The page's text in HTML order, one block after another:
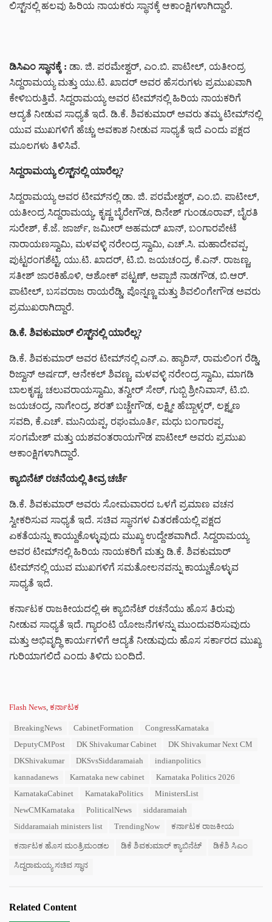
ಲಿಸ್ಟ್‌ನಲ್ಲಿ ಹಲವು ಹಿರಿಯ ನಾಯಕರು ಸ್ಥಾನಕ್ಕೆ ಆಕಾಂಕ್ಷಿಗಳಾಗಿದ್ದಾರೆ.
ಡಿಸಿಎಂ ಸ್ಥಾನಕ್ಕೆ : ಡಾ. ಜಿ. ಪರಮೇಶ್ವರ್, ಎಂ.ಬಿ. ಪಾಟೀಲ್, ಯತೀಂದ್ರ
ಸಿದ್ದರಾಮಯ್ಯ ಮತ್ತು ಯು.ಟಿ. ಖಾದರ್ ಅವರ ಹೆಸರುಗಳು ಪ್ರಮುಖವಾಗಿ
ಕೇಳಿಬರುತ್ತಿವೆ. ಸಿದ್ದರಾಮಯ್ಯ ಅವರ ಟೀಮ್‌ನಲ್ಲಿ ಹಿರಿಯ ನಾಯಕರಿಗೆ
ಆದ್ಯತೆ ನೀಡುವ ಸಾಧ್ಯತೆ ಇದೆ. ಡಿ.ಕೆ. ಶಿವಕುಮಾರ್ ಅವರು ತಮ್ಮ ಟೀಮ್‌ನಲ್ಲಿ
ಯುವ ಮುಖಗಳಿಗೆ ಹೆಚ್ಚು ಅವಕಾಶ ನೀಡುವ ಸಾಧ್ಯತೆ ಇದೆ ಎಂದು ಪಕ್ಷದ
ಮೂಲಗಳು ತಿಳಿಸಿವೆ.
ಸಿದ್ದರಾಮಯ್ಯ ಲಿಸ್ಟ್‌ನಲ್ಲಿ ಯಾರೆಲ್ಲ?
ಸಿದ್ದರಾಮಯ್ಯ ಅವರ ಟೀಮ್‌ನಲ್ಲಿ ಡಾ. ಜಿ. ಪರಮೇಶ್ವರ್, ಎಂ.ಬಿ. ಪಾಟೀಲ್,
ಯತೀಂದ್ರ ಸಿದ್ದರಾಮಯ್ಯ, ಕೃಷ್ಣ ಬೈರೇಗೌಡ, ದಿನೇಶ್ ಗುಂಡೂರಾವ್, ಬೈರತಿ
ಸುರೇಶ್, ಕೆ.ಜೆ. ಜಾರ್ಜ್, ಜಮೀರ್ ಅಹಮದ್ ಖಾನ್, ಬಂಗಾರಪೇಟೆ
ನಾರಾಯಣಸ್ವಾಮಿ, ಮಳವಳ್ಳಿ ನರೇಂದ್ರ ಸ್ವಾಮಿ, ಎಚ್.ಸಿ. ಮಹಾದೇವಪ್ಪ,
ಪುಟ್ಟರಂಗಶೆಟ್ಟಿ, ಯು.ಟಿ. ಖಾದರ್, ಟಿ.ಬಿ. ಜಯಚಂದ್ರ, ಕೆ.ಎನ್. ರಾಜಣ್ಣ,
ಸತೀಶ್ ಜಾರಕಿಹೊಳಿ, ಆಶೋಕ್ ಪಟ್ಟಣ್, ಅಪ್ಪಾಜಿ ನಾಡಗೌಡ, ಬಿ.ಆರ್.
ಪಾಟೀಲ್, ಬಸವರಾಜ ರಾಯರೆಡ್ಡಿ, ಪೊನ್ನಣ್ಣ ಮತ್ತು ಶಿವಲಿಂಗೇಗೌಡ ಅವರು
ಪ್ರಮುಖರಾಗಿದ್ದಾರೆ.
ಡಿ.ಕೆ. ಶಿವಕುಮಾರ್ ಲಿಸ್ಟ್‌ನಲ್ಲಿ ಯಾರೆಲ್ಲ?
ಡಿ.ಕೆ. ಶಿವಕುಮಾರ್ ಅವರ ಟೀಮ್‌ನಲ್ಲಿ ಎನ್.ಎ. ಹ್ಯಾರಿಸ್, ರಾಮಲಿಂಗ ರೆಡ್ಡಿ,
ರಿಜ್ವಾನ್ ಅರ್ಷದ್, ಆನೇಕಲ್ ಶಿವಣ್ಣ, ಮಳವಳ್ಳಿ ನರೇಂದ್ರ ಸ್ವಾಮಿ, ಮಾಗಡಿ
ಬಾಲಕೃಷ್ಣ, ಚಲುವರಾಯಸ್ವಾಮಿ, ತನ್ವೀರ್ ಸೇಠ್, ಗುಬ್ಬಿ ಶ್ರೀನಿವಾಸ್, ಟಿ.ಬಿ.
ಜಯಚಂದ್ರ, ನಾಗೇಂದ್ರ, ಶರತ್ ಬಚ್ಚೇಗೌಡ, ಲಕ್ಷ್ಮೀ ಹೆಬ್ಬಾಳ್ಕರ್, ಲಕ್ಷ್ಮಣ
ಸವದಿ, ಕೆ.ಎಚ್. ಮುನಿಯಪ್ಪ, ರಘುಮೂರ್ತಿ, ಮಧು ಬಂಗಾರಪ್ಪ,
ಸಂಗಮೇಶ್ ಮತ್ತು ಯಶವಂತರಾಯಗೌಡ ಪಾಟೀಲ್ ಅವರು ಪ್ರಮುಖ
ಆಕಾಂಕ್ಷಿಗಳಾಗಿದ್ದಾರೆ.
ಕ್ಯಾಬಿನೆಟ್ ರಚನೆಯಲ್ಲಿ ತೀವ್ರ ಚರ್ಚೆ
ಡಿ.ಕೆ. ಶಿವಕುಮಾರ್ ಅವರು ಸೋಮವಾರದ ಒಳಗೆ ಪ್ರಮಾಣ ವಚನ
ಸ್ವೀಕರಿಸುವ ಸಾಧ್ಯತೆ ಇದೆ. ಸಚಿವ ಸ್ಥಾನಗಳ ವಿತರಣೆಯಲ್ಲಿ ಪಕ್ಷದ
ಏಕತೆಯನ್ನು ಕಾಯ್ದುಕೊಳ್ಳುವುದು ಮುಖ್ಯ ಉದ್ದೇಶವಾಗಿದೆ. ಸಿದ್ದರಾಮಯ್ಯ
ಅವರ ಟೀಮ್‌ನಲ್ಲಿ ಹಿರಿಯ ನಾಯಕರಿಗೆ ಮತ್ತು ಡಿ.ಕೆ. ಶಿವಕುಮಾರ್
ಟೀಮ್‌ನಲ್ಲಿ ಯುವ ಮುಖಗಳಿಗೆ ಸಮತೋಲನವನ್ನು ಕಾಯ್ದುಕೊಳ್ಳುವ
ಸಾಧ್ಯತೆ ಇದೆ.
ಕರ್ನಾಟಕ ರಾಜಕೀಯದಲ್ಲಿ ಈ ಕ್ಯಾಬಿನೆಟ್ ರಚನೆಯು ಹೊಸ ತಿರುವು
ನೀಡುವ ಸಾಧ್ಯತೆ ಇದೆ. ಗ್ಯಾರಂಟಿ ಯೋಜನೆಗಳನ್ನು ಮುಂದುವರಿಸುವುದು
ಮತ್ತು ಅಭಿವೃದ್ಧಿ ಕಾರ್ಯಗಳಿಗೆ ಆದ್ಯತೆ ನೀಡುವುದು ಹೊಸ ಸರ್ಕಾರದ ಮುಖ್ಯ
ಗುರಿಯಾಗಲಿದೆ ಎಂದು ತಿಳಿದು ಬಂದಿದೆ.
C
Flash News, ಕರ್ನಾಟಕ
BreakingNews CabinetFormation
CongressKarnataka
DeputyCMPost
DK Shivakumar Cabinet
DK Shivakumar Next CM
DKShivakumar
DKSvsSiddaramaiah
indianpolitics
kannadanews
Karnataka new cabinet
Karnataka Politics 2026
KarnatakaCabinet
KarnatakaPolitics
MinistersList
NewCMKarnataka
PoliticalNews
siddaramaiah
Siddaramaiah ministers list
TrendingNow ಕರ್ನಾಟಕ ರಾಜಕೀಯ
ಕರ್ನಾಟಕ ಹೊಸ ಮಂತ್ರಿಮಂಡಲ ಡಿಕೆ ಶಿವಕುಮಾರ್ ಕ್ಯಾಬಿನೆಟ್ ಡಿಕೆಶಿ ಸಿಎಂ
ಸಿದ್ದರಾಮಯ್ಯ ಸಚಿವ ಸ್ಥಾನ
Related Content